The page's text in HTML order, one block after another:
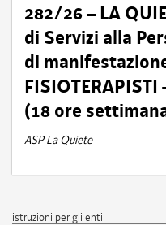
282/26 – LA
di Servizi alla
di
(18 ore
ASP La Quiete
istruzioni per gli enti